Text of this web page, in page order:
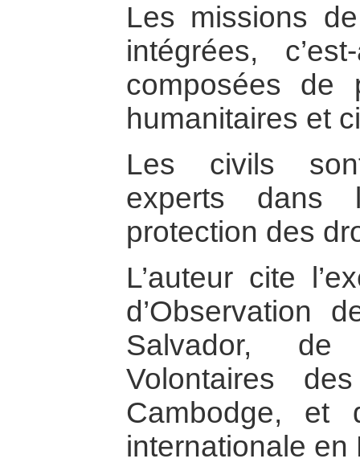
Les missions
intégrées,
composées de
humanitaires et
Les civils
experts
protection des
L’auteur cite
d’Observation
Salvador,
Volontaires
Cambodge, et
internationale en